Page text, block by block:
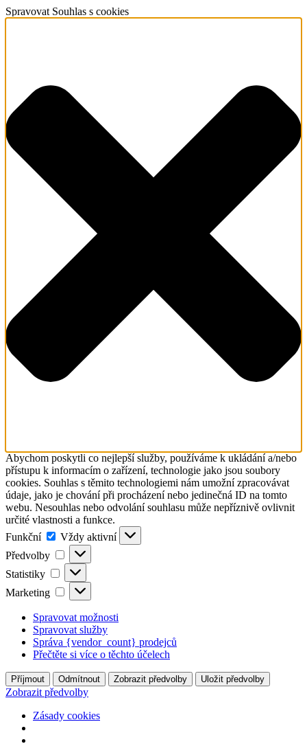
Spravovat Souhlas s cookies
Abychom poskytli co nejlepší služby, používáme k ukládání a/nebo
přístupu k informacím o zařízení, technologie jako jsou soubory
cookies. Souhlas s těmito technologiemi nám umožní zpracovávat
údaje, jako je chování při procházení nebo jedinečná ID na tomto
webu. Nesouhlas nebo odvolání souhlasu může nepříznivě ovlivnit
určité vlastnosti a funkce.
Funkční
Funkční
Vždy aktivní
Předvolby
Předvolby
Statistiky Statistiky
Marketing Marketing
Spravovat možnosti
Spravovat služby
Správa {vendor_count} prodejců
Přečtěte si více o těchto účelech
Příjmout Odmítnout Zobrazit předvolby Uložit předvolby
Zobrazit předvolby
Zásady cookies